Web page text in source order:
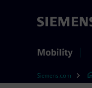
Mobility
Siemens.com